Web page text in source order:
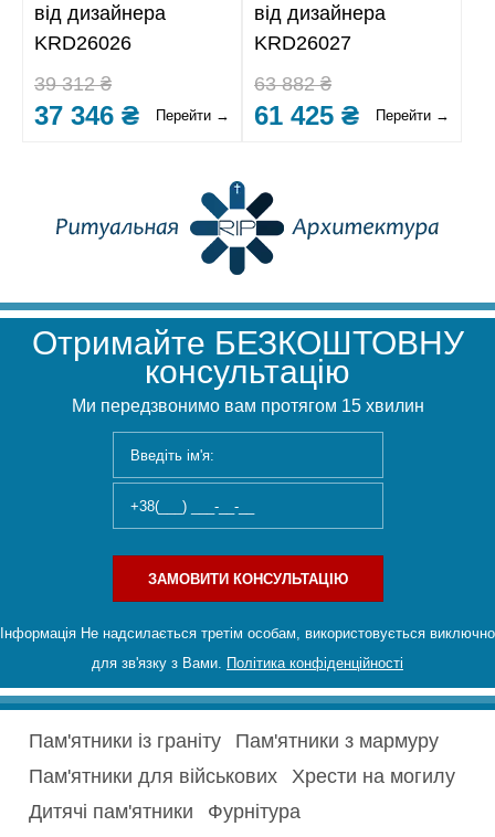
від дизайнера
KRD26026
39 312 ₴
37 346 ₴ Перейти →
від дизайнера
KRD26027
63 882 ₴
61 425 ₴ Перейти →
Отримайте БЕЗКОШТОВНУ
консультацію
Ми передзвонимо вам протягом 15 хвилин
ЗАМОВИТИ КОНСУЛЬТАЦІЮ
Інформація Не надсилається третім особам, використовується виключно
для зв'язку з Вами. Політика конфіденційності
Пам'ятники із граніту
Пам'ятники з мармуру
Пам'ятники для військових
Хрести на могилу
Дитячі пам'ятники
Фурнітура